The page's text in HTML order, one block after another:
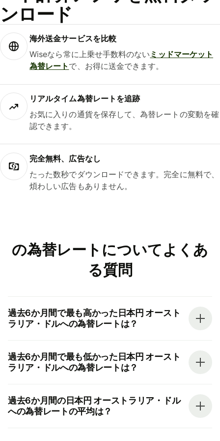
ンロード
海外送金サービスを比較
Wiseなら常に上乗せ手数料のない ミッドマーケット
為替レート で、お得に送金できます。
リアルタイム為替レートを追跡
お気に入りの通貨を保存して、為替レートの変動を確
認できます。
完全無料、広告なし
たった数秒でダウンロードできます。完全に無料で、
煩わしい広告もありません。
の為替レートについてよくあ
る質問
過去6か月間で最も高かった日本円 オースト
ラリア・ドルへの為替レートは？
過去6か月間で最も低かった日本円 オースト
ラリア・ドルへの為替レートは？
過去6か月間の日本円 オーストラリア・ドル
への為替レートの平均は？